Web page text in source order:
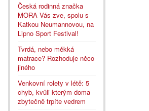
Česká rodinná značka
MORA Vás zve, spolu s
Katkou Neumannovou, na
Lipno Sport Festival!
Tvrdá, nebo měkká
matrace? Rozhoduje něco
jiného
Venkovní rolety v létě: 5
chyb, kvůli kterým doma
zbytečně trpíte vedrem